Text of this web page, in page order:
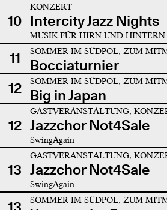
10
KONZERT
Intercity Jazz Nights
MUSIK FÜR HIRN UND HINTERN
11 SOMMER IM SÜDPOL, ZUM
Bocciaturnier
12
SOMMER IM SÜDPOL, ZUM
Big in Japan
12
GASTVERANSTALTUNG,
Jazzchor Not4Sale
SwingAgain
13
GASTVERANSTALTUNG,
Jazzchor Not4Sale
SwingAgain
13 SOMMER IM SÜDPOL, ZUM